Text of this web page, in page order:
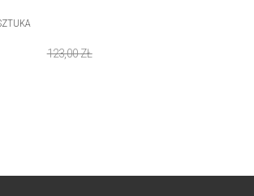
123,00ZŁ